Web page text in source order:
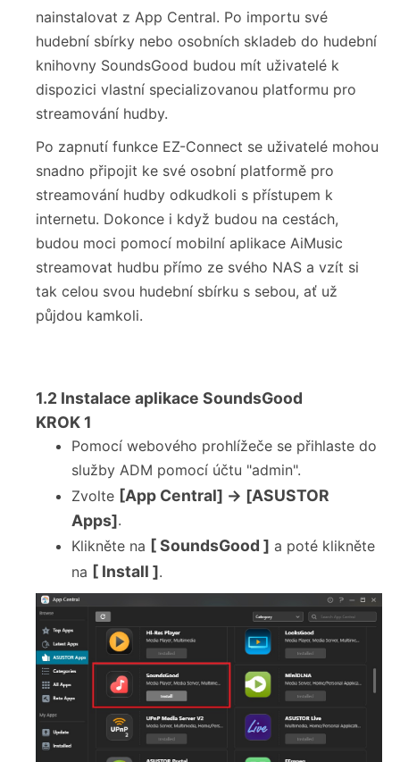
nainstalovat z App Central. Po importu své
hudební sbírky nebo osobních skladeb do hudební
knihovny SoundsGood budou mít uživatelé k
dispozici vlastní specializovanou platformu pro
streamování hudby.
Po zapnutí funkce EZ-Connect se uživatelé mohou
snadno připojit ke své osobní platformě pro
streamování hudby odkudkoli s přístupem k
internetu. Dokonce i když budou na cestách,
budou moci pomocí mobilní aplikace AiMusic
streamovat hudbu přímo ze svého NAS a vzít si
tak celou svou hudební sbírku s sebou, ať už
půjdou kamkoli.
1.2 Instalace aplikace SoundsGood
KROK 1
Pomocí webového prohlížeče se přihlaste do
služby ADM pomocí účtu "admin".
Zvolte [App Central] → [ASUSTOR
Apps].
Klikněte na [ SoundsGood ] a poté klikněte
na [ Install ].